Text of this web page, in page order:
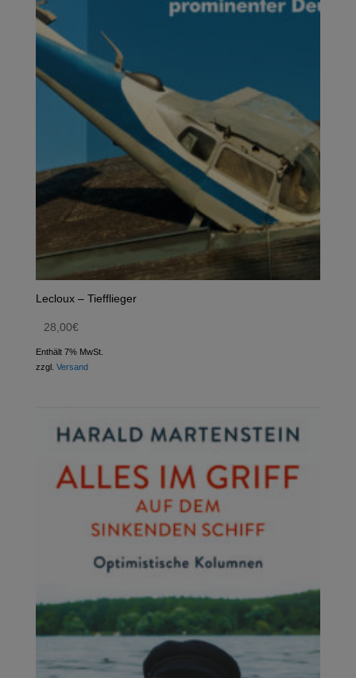
Lecloux – Tiefflieger
28,00€
Enthält 7% MwSt.
zzgl. Versand